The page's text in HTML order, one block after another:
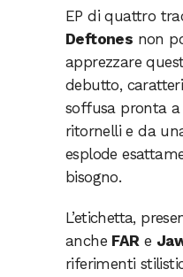
EP di quattro
Deftones non
apprezzare
debutto,
soffusa pronta a
ritornelli e da
esplode
bisogno.
L’etichetta,
anche FARe
riferimenti